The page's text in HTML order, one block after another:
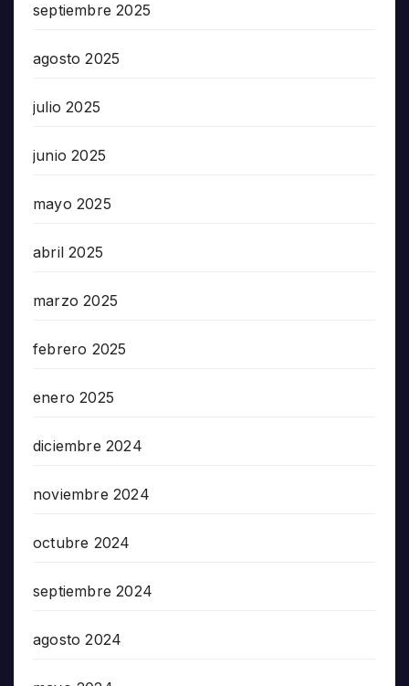
septiembre 2025
agosto 2025
julio 2025
junio 2025
mayo 2025
abril 2025
marzo 2025
febrero 2025
enero 2025
diciembre 2024
noviembre 2024
octubre 2024
septiembre 2024
agosto 2024